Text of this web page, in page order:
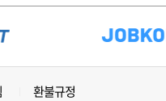
환불규정